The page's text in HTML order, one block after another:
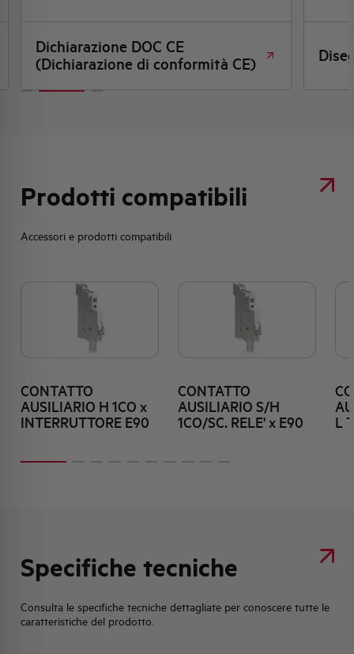
Disegno quotato
Prodotti compatibili
Accessori e prodotti compatibili
CONTATTO
AUSILIARIO H 1CO x
INTERRUTTORE E90
CONTATTO
AUSILIARIO S/H
1CO/SC. RELE' x E90
L
Specifiche tecniche
Consulta le specifiche tecniche dettagliate per conoscere tutte le
caratteristiche del prodotto.